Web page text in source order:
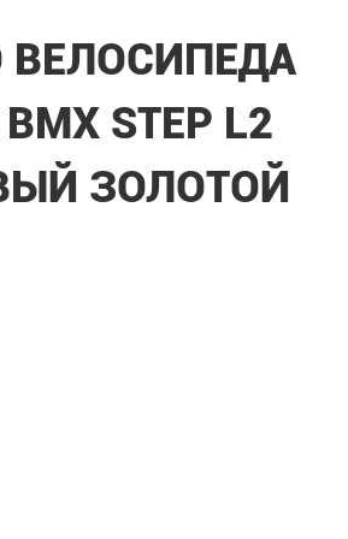
ВЕЛОСИПЕДА
BMX STEP L2
ЗОЛОТОЙ